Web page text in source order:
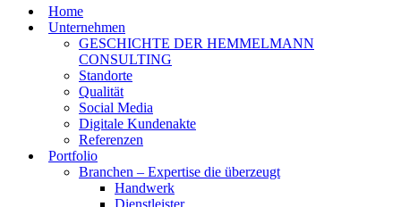
Home
Unternehmen
GESCHICHTE DER HEMMELMANN
CONSULTING
Standorte
Qualität
Social Media
Digitale Kundenakte
Referenzen
Portfolio
Branchen – Expertise die überzeugt
Handwerk
Dienstleister